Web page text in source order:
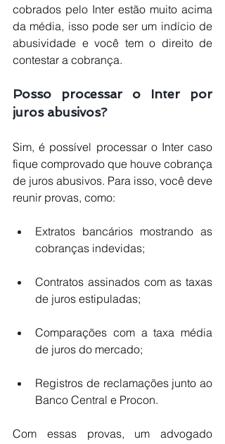
cobrados pelo Inter estão muito acima
da média, isso pode ser um indício de
abusividade e você tem o direito de
contestar a cobrança.
Posso processar o Inter por
juros abusivos?
Sim, é possível processar o Inter caso
fique comprovado que houve cobrança
de juros abusivos. Para isso, você deve
reunir provas, como:
Extratos bancários mostrando as
cobranças indevidas;
Contratos assinados com as taxas
de juros estipuladas;
Comparações com a taxa média
de juros do mercado;
Registros de reclamações junto ao
Banco Central e Procon.
Com essas provas, um advogado